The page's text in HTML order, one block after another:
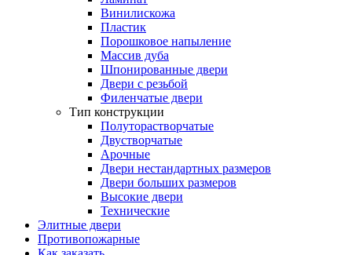
Винилискожа
Пластик
Порошковое напыление
Массив дуба
Шпонированные двери
Двери с резьбой
Филенчатые двери
Тип конструкции
Полуторастворчатые
Двустворчатые
Арочные
Двери нестандартных размеров
Двери больших размеров
Высокие двери
Технические
Элитные двери
Противопожарные